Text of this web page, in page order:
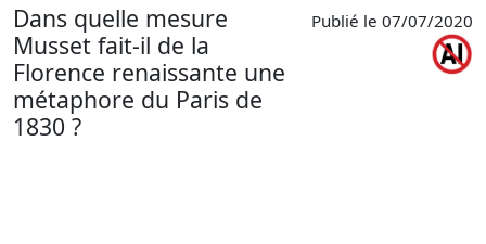
Dans quelle mesure
Musset fait-il de la
Florence renaissante une
métaphore du Paris de
1830 ?
Publié le 07/07/2020